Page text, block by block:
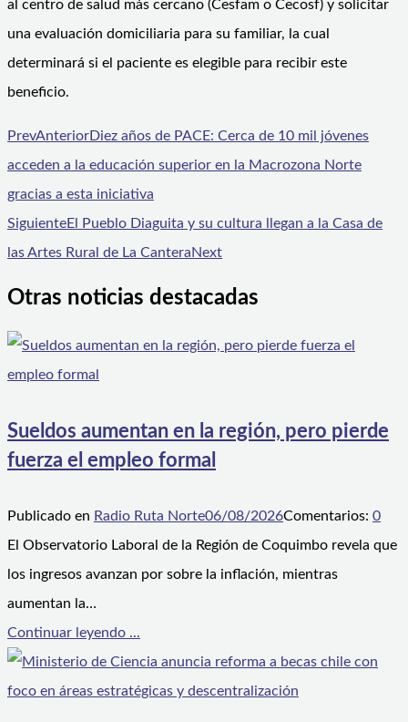
al centro de salud más cercano (Cesfam o Cecosf) y solicitar
una evaluación domiciliaria para su familiar, la cual
determinará si el paciente es elegible para recibir este
beneficio.
PrevAnteriorDiez años de PACE: Cerca de 10 mil jóvenes
acceden a la educación superior en la Macrozona Norte
gracias a esta iniciativa
SiguienteEl Pueblo Diaguita y su cultura llegan a la Casa de
las Artes Rural de La CanteraNext
Otras noticias destacadas
Sueldos aumentan en la región, pero pierde
fuerza el empleo formal
Publicado en Radio Ruta Norte06/08/2026Comentarios: 0
El Observatorio Laboral de la Región de Coquimbo revela que
los ingresos avanzan por sobre la inflación, mientras
aumentan la…
Continuar leyendo ...